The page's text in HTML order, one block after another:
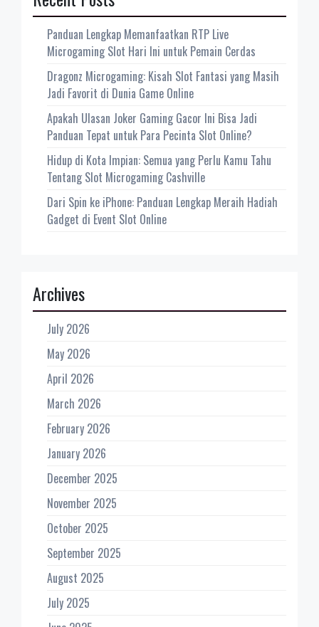
Panduan Lengkap Memanfaatkan RTP Live
Microgaming Slot Hari Ini untuk Pemain Cerdas
Dragonz Microgaming: Kisah Slot Fantasi yang Masih
Jadi Favorit di Dunia Game Online
Apakah Ulasan Joker Gaming Gacor Ini Bisa Jadi
Panduan Tepat untuk Para Pecinta Slot Online?
Hidup di Kota Impian: Semua yang Perlu Kamu Tahu
Tentang Slot Microgaming Cashville
Dari Spin ke iPhone: Panduan Lengkap Meraih Hadiah
Gadget di Event Slot Online
Archives
July 2026
May 2026
April 2026
March 2026
February 2026
January 2026
December 2025
November 2025
October 2025
September 2025
August 2025
July 2025